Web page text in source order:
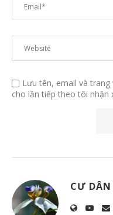
Lưu tên, email và
cho lần tiếp theo tôi nhận
CƯ DÂN